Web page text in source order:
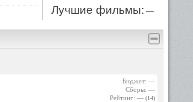
Лучшие фильмы: —
Бюджет: —
Сборы: —
Рейтинг: — (14)